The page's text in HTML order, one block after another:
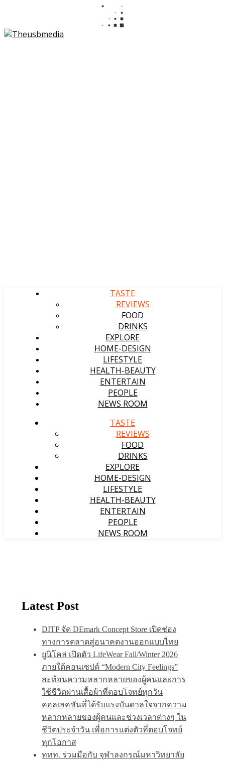
TASTE
REVIEWS
FOOD
DRINKS
EXPLORE
HOME-DESIGN
LIFESTYLE
HEALTH-BEAUTY
ENTERTAIN
PEOPLE
NEWS ROOM
TASTE
REVIEWS
FOOD
DRINKS
EXPLORE
HOME-DESIGN
LIFESTYLE
HEALTH-BEAUTY
ENTERTAIN
PEOPLE
NEWS ROOM
Latest Post
DITP จัด DEmark Concept Store เปิดช่อง
ทางการตลาดสู่อนาคตงานออกแบบไทย
ยูนิโคล่ เปิดตัว LifeWear Fall/Winter 2026
ภายใต้คอนเซปต์ “Modern City Feelings”
สะท้อนความหลากหลายของผู้คนและการ
ใช้ชีวิตผ่านเสื้อผ้าที่ตอบโจทย์ทุกวัน
คอลเลคชันที่ได้รับแรงบันดาลใจจากความ
หลากหลายของผู้คนและช่วงเวลาต่างๆ ใน
ชีวิตประจำวัน เพื่อการแต่งตัวที่ตอบโจทย์
ทุกโอกาส
ททท. ร่วมมือกับ จุฬาลงกรณ์มหาวิทยาลัย